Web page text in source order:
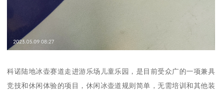
科诺陆地冰壶赛道走进游乐场儿童乐园，是目前受众广的一项兼具
竞技和休闲体验的项目，休闲冰壶道规则简单，无需培训和其他装